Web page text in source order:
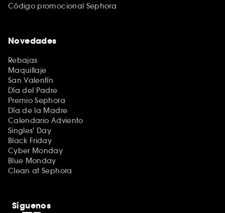
Código promocional Sephora
Novedades
Rebajas
Maquillaje
San Valentín
Día del Padre
Premio Sephora
Día de la Madre
Calendario Adviento
Singles' Day
Black Friday
Cyber Monday
Blue Monday
Clean at Sephora
Síguenos